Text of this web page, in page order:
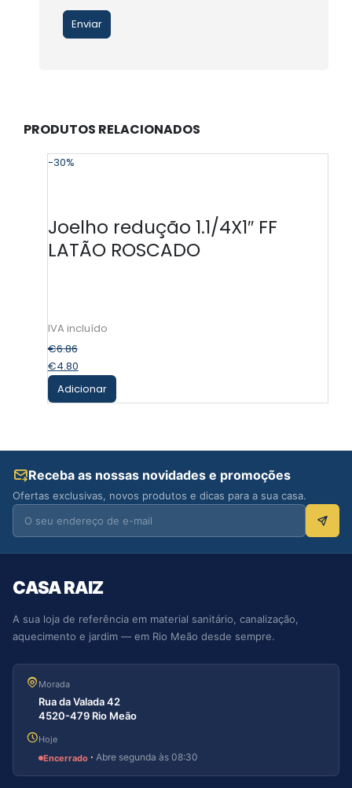
PRODUTOS RELACIONADOS
-30%
Joelho redução 1.1/4X1″ FF
LATÃO ROSCADO
€6.86
€4.80
Adicionar
Receba as nossas novidades e promoções
Ofertas exclusivas, novos produtos e dicas para a sua casa.
CASA RAIZ
A sua loja de referência em material sanitário, canalização,
aquecimento e jardim — em Rio Meão desde sempre.
Morada
Rua da Valada 42
4520-479 Rio Meão
Hoje
Encerrado · Abre segunda às 08:30